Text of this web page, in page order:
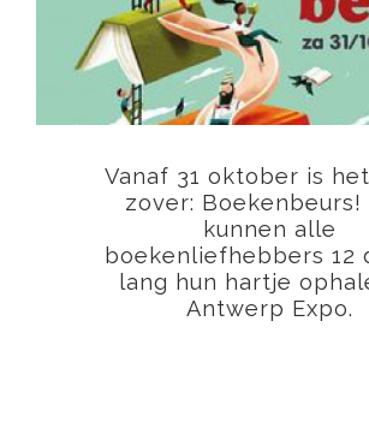
Vanaf 31 oktober is
zover: Boekenbeurs!
kunnen alle
boekenliefhebbers 12
lang hun hartje
Antwerp Expo.